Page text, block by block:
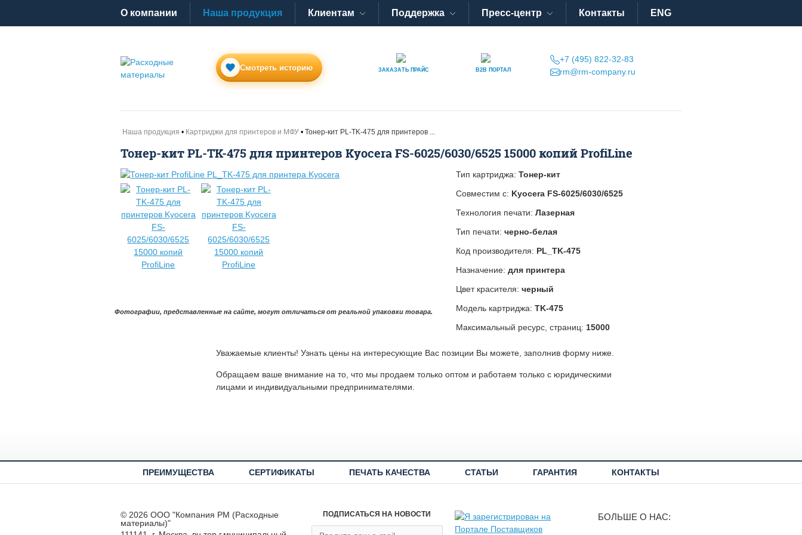
O компании Наша продукция Клиентам Поддержка Пресс-центр Контакты ENG
Смотреть историю ЗАКАЗАТЬ ПРАЙС B2B ПОРТАЛ
+7 (495) 822-32-83
rm@rm-company.ru
Наша продукция Картриджи для принтеров и МФУ Тонер-кит PL-TK-475 для принтеров ...
Тонер-кит PL-TK-475 для принтеров Kyocera FS-6025/6030/6525 15000 копий ProfiLine
Фотографии, представленные на сайте, могут отличаться от реальной упаковки товара.
Тип картриджа: Тонер-кит
Совместим с: Kyocera FS-6025/6030/6525
Технология печати: Лазерная
Тип печати: черно-белая
Код производителя: PL_TK-475
Назначение: для принтера
Цвет красителя: черный
Модель картриджа: TK-475
Максимальный ресурс, страниц: 15000
Уважаемые клиенты! Узнать цены на интересующие Вас позиции Вы можете, заполнив форму ниже.
Обращаем ваше внимание на то, что мы продаем только оптом и работаем только с юридическими
лицами и индивидуальными предпринимателями.
ПРЕИМУЩЕСТВА СЕРТИФИКАТЫ ПЕЧАТЬ КАЧЕСТВА СТАТЬИ ГАРАНТИЯ КОНТАКТЫ
© 2026 ООО "Компания РМ (Расходные
материалы)"
ПОДПИСАТЬСЯ НА НОВОСТИ БОЛЬШЕ О НАС: